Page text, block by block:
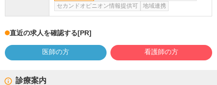
セカンドオピニオン情報提供可
地域連携
直近の求人を確認する[PR]
医師の方 看護師の方
診療案内